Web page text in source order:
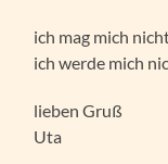
ich mag mich
ich werde mich
lieben Gruß
Uta